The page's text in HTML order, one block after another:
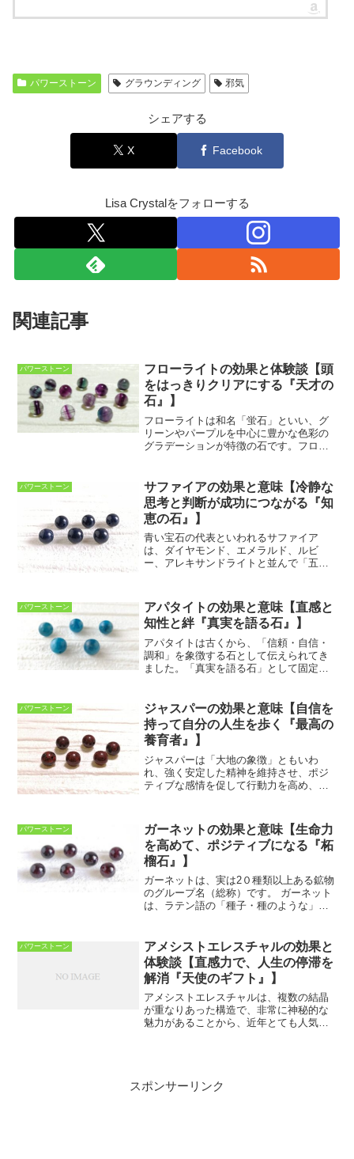
パワーストーン グラウンディング 邪気
シェアする
X Facebook
Lisa Crystalをフォローする
関連記事
パワーストーン
フローライトの効果と体験談【頭
をはっきりクリアにする『天才の
石』】
フローライトは和名「蛍石」といい、グ
リーンやパープルを中心に豊かな色彩の
グラデーションが特徴の石です。フロー
の色彩は、透明・紫・ピンク・緑・青・
黄色など様々で、中には２...
パワーストーン
サファイアの効果と意味【冷静な
思考と判断が成功につながる『知
恵の石』】
青い宝石の代表といわれるサファイア
は、ダイヤモンド、エメラルド、ルビ
ー、アレキサンドライトと並んで「五大
ープ）の一種で、その中で赤い色をした
石をルビー、青を含めたそれ以外...
パワーストーン
アパタイトの効果と意味【直感と
知性と絆『真実を語る石』】
アパタイトは古くから、「信頼・自信・
調和」を象徴する石として伝えられてき
ました。「真実を語る石」として固定概
し、自分らしい自分を発揮していくこと
をサポートしてくれます。ア...
パワーストーン
ジャスパーの効果と意味【自信を
持って自分の人生を歩く『最高の
養育者』】
ジャスパーは「大地の象徴」ともいわ
れ、強く安定した精神を維持させ、ポジ
ティブな感情を促して行動力を高め、ト
あり危険や災難から持ち主の身を守ると
いわれ、お守りとしても使用...
パワーストーン
ガーネットの効果と意味【生命力
を高めて、ポジティブになる『柘
榴石』】
ガーネットは、実は2０種類以上ある鉱物
のグループ名（総称）です。 ガーネット
は、ラテン語の「種子・種のような」を
も古い宝石のひとつで、魔よけのお守り
として大切にされてい...
パワーストーン
アメシストエレスチャルの効果と
体験談【直感力で、人生の停滞を
解消『天使のギフト』】
アメシストエレスチャルは、複数の結晶
が重なりあった構造で、非常に神秘的な
魅力があることから、近年とても人気の
スポンサーリンク